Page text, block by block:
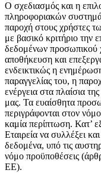
Ο σχεδιασμός και η
πληροφοριακών
παροχή στους χρήστες
με βασικό κριτήριο την
δεδομένων προσωπικού
αποθήκευση και
ενδεικτικώς η
παραγγελίας του, η
ενέργεια στα πλαίσια
μας. Τα ευαίσθητα
περιγράφονται στον
καμία περίπτωση. Κατ’
Εταιρεία να συλλέξει
δεδομένα, υπό τις
νόμο προϋποθέσεις
ΕΕ).